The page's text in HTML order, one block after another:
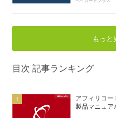
もっと
目次 記事ランキング
アフィリコー
製品マニュア